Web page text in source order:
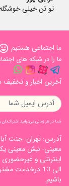
تو تن خیلی
ما اجتماعی هستیم
ما را در شبکه های
آخرین اخبار و تخفیف
شما در هر زمانی می‌توانید اشتراک‌تان
الی 13
باشیم.